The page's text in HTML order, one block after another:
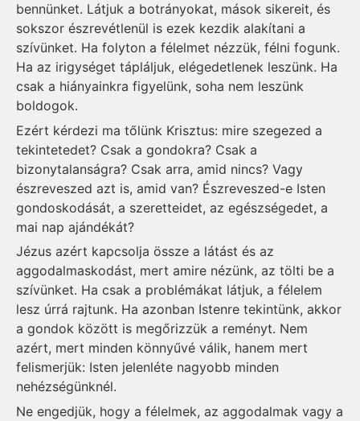
bennünket. Látjuk a botrányokat, mások sikereit, és
sokszor észrevétlenül is ezek kezdik alakítani a
szívünket. Ha folyton a félelmet nézzük, félni fogunk.
Ha az irigységet tápláljuk, elégedetlenek leszünk. Ha
csak a hiányainkra figyelünk, soha nem leszünk
boldogok.
Ezért kérdezi ma tőlünk Krisztus: mire szegezed a
tekintetedet? Csak a gondokra? Csak a
bizonytalanságra? Csak arra, amid nincs? Vagy
észreveszed azt is, amid van? Észreveszed-e Isten
gondoskodását, a szeretteidet, az egészségedet, a
mai nap ajándékát?
Jézus azért kapcsolja össze a látást és az
aggodalmaskodást, mert amire nézünk, az tölti be a
szívünket. Ha csak a problémákat látjuk, a félelem
lesz úrrá rajtunk. Ha azonban Istenre tekintünk, akkor
a gondok között is megőrizzük a reményt. Nem
azért, mert minden könnyűvé válik, hanem mert
felismerjük: Isten jelenléte nagyobb minden
nehézségünknél.
Ne engedjük, hogy a félelmek, az aggodalmak vagy a